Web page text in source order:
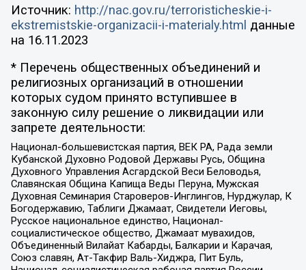
Источник: http://nac.gov.ru/terroristicheskie-i-
ekstremistskie-organizacii-i-materialy.html данные
на 16.11.2023
* Перечень общественных объединений и
религиозных организаций в отношении
которых судом принято вступившее в
законную силу решение о ликвидации или
запрете деятельности:
Национал-большевистская партия, ВЕК РА, Рада земли
Кубанской Духовно Родовой Державы Русь, Община
Духовного Управления Асгардской Веси Беловодья,
Славянская Община Капища Веды Перуна, Мужская
Духовная Семинария Староверов-Инглингов, Нурджулар, К
Богодержавию, Таблиги Джамаат, Свидетели Иеговы,
Русское национальное единство, Национал-
социалистическое общество, Джамаат мувахидов,
Объединенный Вилайат Кабарды, Балкарии и Карачая,
Союз славян, Ат-Такфир Валь-Хиджра, Пит Буль,